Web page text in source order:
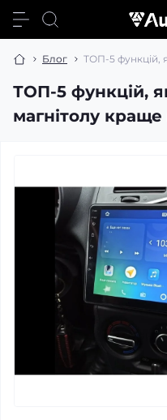
Блог ТОП-5 функцій,
ТОП-5 функцій,
магнітолу краще